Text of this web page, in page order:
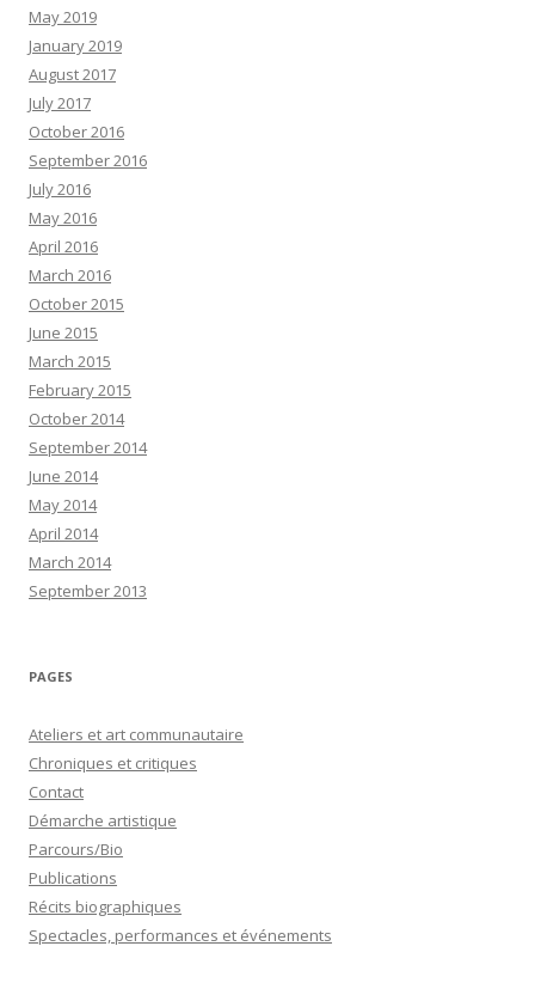
May 2019
January 2019
August 2017
July 2017
October 2016
September 2016
July 2016
May 2016
April 2016
March 2016
October 2015
June 2015
March 2015
February 2015
October 2014
September 2014
June 2014
May 2014
April 2014
March 2014
September 2013
PAGES
Ateliers et art communautaire
Chroniques et critiques
Contact
Démarche artistique
Parcours/Bio
Publications
Récits biographiques
Spectacles, performances et événements